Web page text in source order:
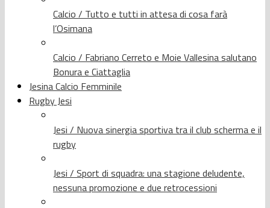
Calcio / Tutto e tutti in attesa di cosa farà
l’Osimana
Calcio / Fabriano Cerreto e Moie Vallesina salutano
Bonura e Ciattaglia
Jesina Calcio Femminile
Rugby Jesi
Jesi / Nuova sinergia sportiva tra il club scherma e il
rugby
Jesi / Sport di squadra: una stagione deludente,
nessuna promozione e due retrocessioni